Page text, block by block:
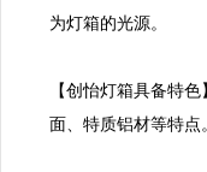
为灯箱的光源。
【创怡灯箱具备特
面、特质铝材等特点。